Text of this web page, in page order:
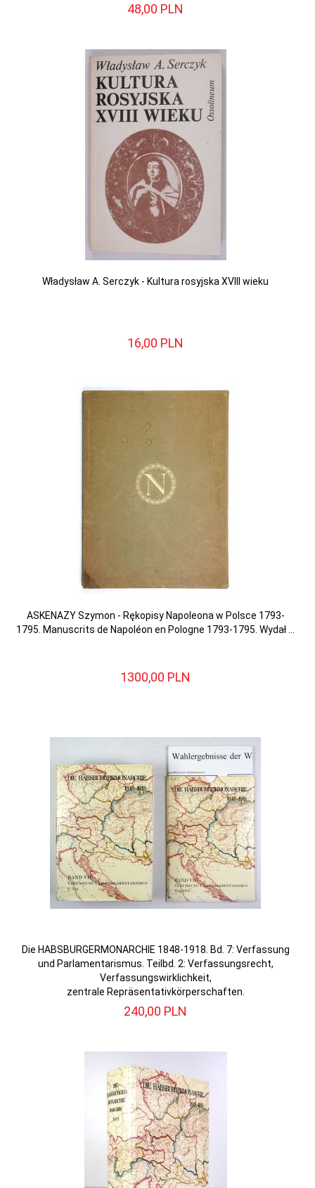
48,00 PLN
Władysław A. Serczyk - Kultura rosyjska XVIII wieku
16,00 PLN
ASKENAZY Szymon - Rękopisy Napoleona w Polsce 1793-
1795. Manuscrits de Napoléon en Pologne 1793-1795. Wydał ...
1300,00 PLN
Die HABSBURGERMONARCHIE 1848-1918. Bd. 7: Verfassung
und Parlamentarismus. Teilbd. 2: Verfassungsrecht,
Verfassungswirklichkeit,
zentrale Repräsentativkörperschaften.
240,00 PLN